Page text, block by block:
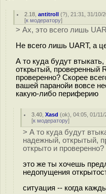
2.18 ,antitroll (?), 21:31, 31/10/
[к модератору]
> Ах, это всего лишь
Не всего лишь UART, а
А то куда будут
открытый, проверенный
проверенно? Скорее
вашей паранойи вовсе
какую-либо периферию
3.40 ,Xasd (ok), 04:05, 01/11/
[к модератору]
> А то куда будут
надежный, открытый,
открыто и проверенно?
это же ты хочешь
недопущения
ситуация -- когда